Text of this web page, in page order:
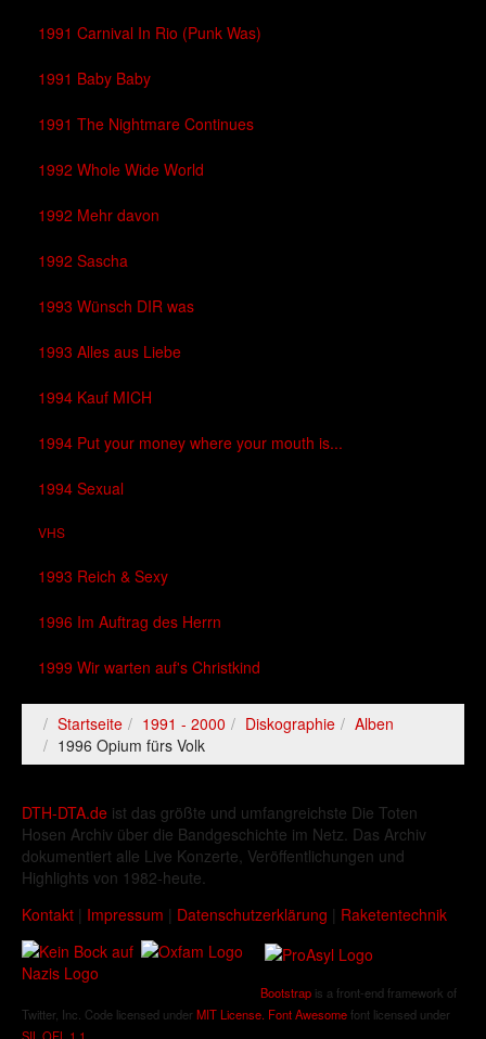
1991 Carnival In Rio (Punk Was)
1991 Baby Baby
1991 The Nightmare Continues
1992 Whole Wide World
1992 Mehr davon
1992 Sascha
1993 Wünsch DIR was
1993 Alles aus Liebe
1994 Kauf MICH
1994 Put your money where your mouth is...
1994 Sexual
VHS
1993 Reich & Sexy
1996 Im Auftrag des Herrn
1999 Wir warten auf's Christkind
Startseite 1991 - 2000 Diskographie
Alben
1996 Opium fürs Volk
DTH-DTA.de ist das größte und umfangreichste Die Toten
Hosen Archiv über die Bandgeschichte im Netz. Das Archiv
dokumentiert alle Live Konzerte, Veröffentlichungen und
Highlights von 1982-heute.
Kontakt | Impressum | Datenschutzerklärung | Raketentechnik
Bootstrap is a front-end framework of
Twitter, Inc. Code licensed under MIT License. Font Awesomefont licensed under
SIL OFL 1.1